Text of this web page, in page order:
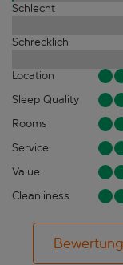
Schlecht
Schrecklich
Location
Sleep Quality
Rooms
Service
Value
Cleanliness